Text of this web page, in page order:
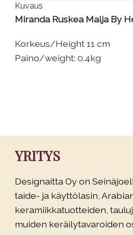
Kuvaus
Miranda Ruskea Malja By
Korkeus/Height 11 cm
Paino/weight: 0.4kg
YRITYS
Designaitta Oy on
taide- ja käyttölasin,
keramiikkatuotteiden,
muiden keräilytavaroiden